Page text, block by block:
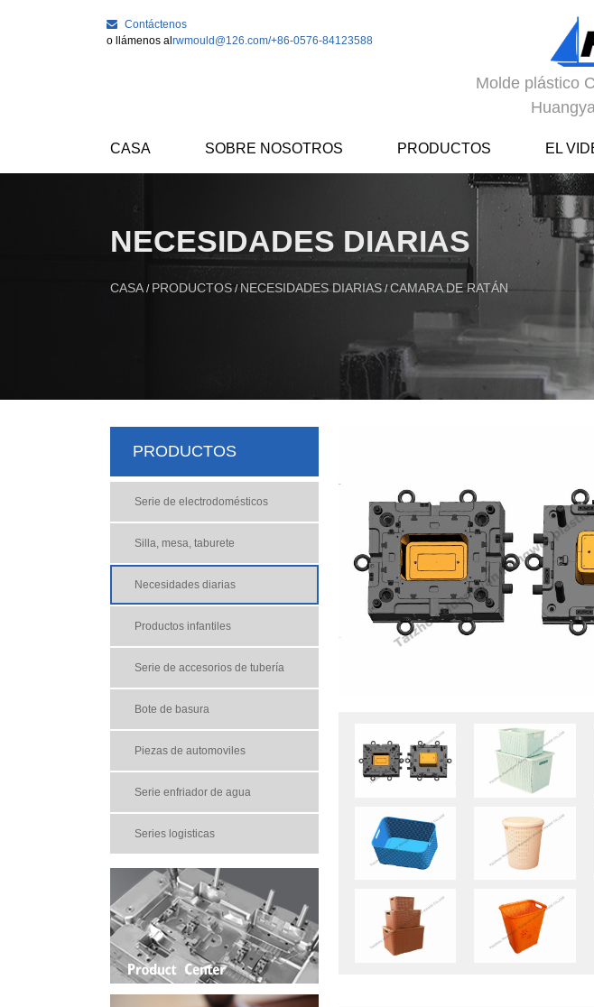
Contáctenos
o llámenos al rwmould@126.com/+86-0576-84123588
Molde plástico
CASA SOBRE NOSOTROS PRODUCTOS EL
NECESIDADES DIARIAS
CASA / PRODUCTOS / NECESIDADES DIARIAS /CAMARA DE RATÁN
PRODUCTOS
Serie de electrodomésticos
Silla, mesa, taburete
Necesidades diarias
Productos infantiles
Serie de accesorios de tubería
Bote de basura
Piezas de automoviles
Serie enfriador de agua
Series logisticas